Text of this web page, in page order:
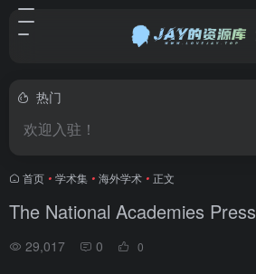
热门
欢迎入驻！
首页 • 学术集 • 海外学术 • 正文
The National Academies Press
29,017 0 0